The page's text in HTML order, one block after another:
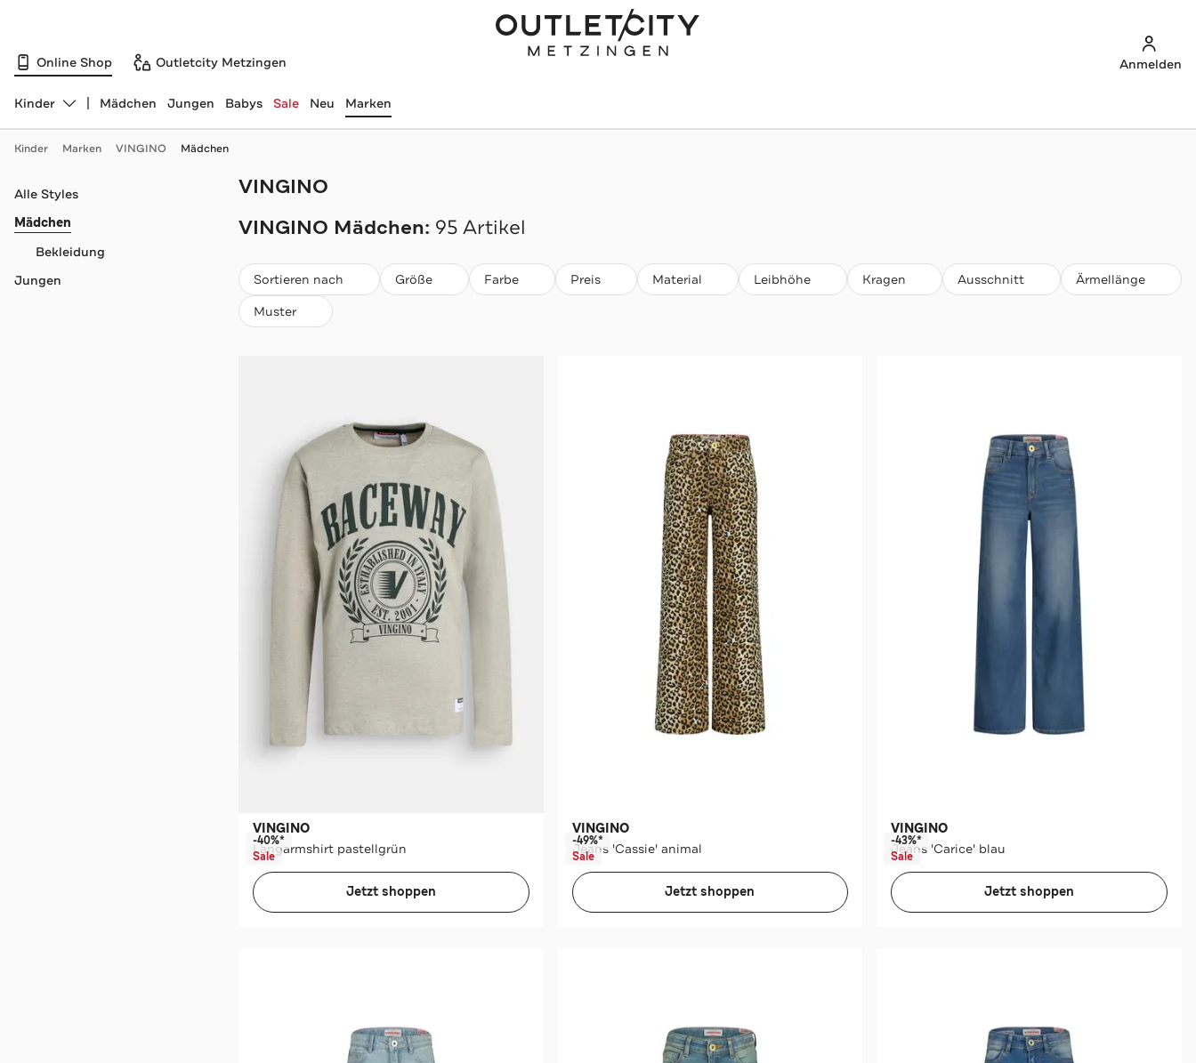
Online Shop Outletcity Metzingen Anmelden
Abteilung ändern, ausgewählt:
Kinder Mädchen Jungen Babys Sale Neu Marken
Kinder Marken VINGINO Mädchen
VINGINO
VINGINO Mädchen: 95 Artikel
Navigation überspringen
Alle Styles
Mädchen
Bekleidung
Jungen
Sortieren nach
Beliebteste Größe Farbe Preis Material Leibhöhe Kragen Ausschnitt
Ärmellänge
Muster
VINGINO
Langarmshirt pastellgrün
-40%*
Sale
Jetzt shoppen
VINGINO
Jeans 'Cassie' animal
-49%*
Sale
Jetzt shoppen
VINGINO
Jeans 'Carice' blau
-43%*
Sale
Jetzt shoppen